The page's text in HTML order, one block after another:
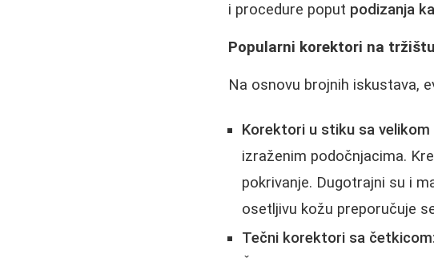
i procedure poput podizanja
Popularni korektori na
Na osnovu brojnih iskustava,
Korektori u stiku sa
izraženim podočnjacima.
pokrivanje. Dugotrajni su i
osetljivu kožu preporučuje
Tečni korektori sa četkicom: